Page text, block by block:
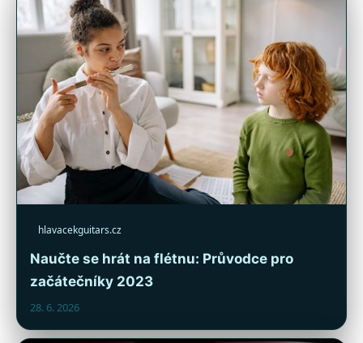
hlavacekguitars.cz
Naučte se hrát na flétnu: Průvodce pro
začátečníky 2023
28. 6. 2026